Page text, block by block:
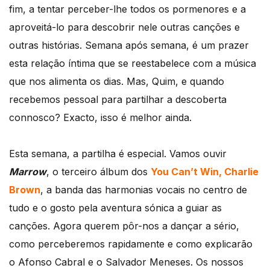
fim, a tentar perceber-lhe todos os pormenores e a
aproveitá-lo para descobrir nele outras canções e
outras histórias. Semana após semana, é um prazer
esta relação íntima que se reestabelece com a música
que nos alimenta os dias. Mas, Quim, e quando
recebemos pessoal para partilhar a descoberta
connosco? Exacto, isso é melhor ainda.
Esta semana, a partilha é especial. Vamos ouvir
Marrow, o terceiro álbum dos You Can’t Win, Charlie
Brown, a banda das harmonias vocais no centro de
tudo e o gosto pela aventura sónica a guiar as
canções. Agora querem pôr-nos a dançar a sério,
como perceberemos rapidamente e como explicarão
o Afonso Cabral e o Salvador Meneses. Os nossos